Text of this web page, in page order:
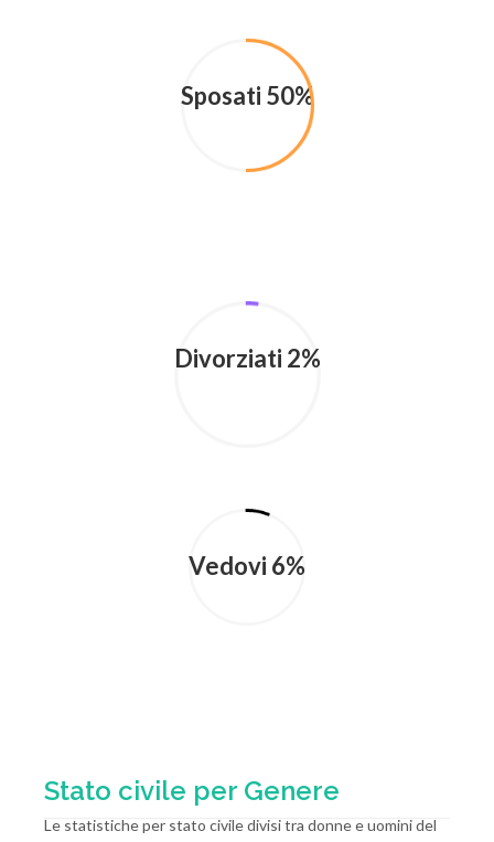
Sposati 50%
Divorziati 2%
Vedovi 6%
Stato civile per Genere
Le statistiche per stato civile divisi tra donne e uomini del